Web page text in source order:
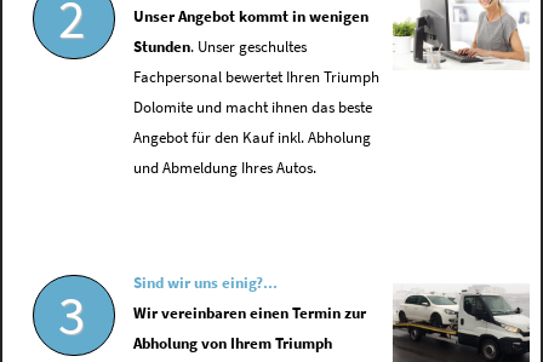
2
Unser Angebot kommt in wenigen
Stunden. Unser geschultes
Fachpersonal bewertet Ihren Triumph
Dolomite und macht ihnen das beste
Angebot für den Kauf inkl. Abholung
und Abmeldung Ihres Autos.
3
Sind wir uns einig?...
Wir vereinbaren einen Termin zur
Abholung von Ihrem Triumph